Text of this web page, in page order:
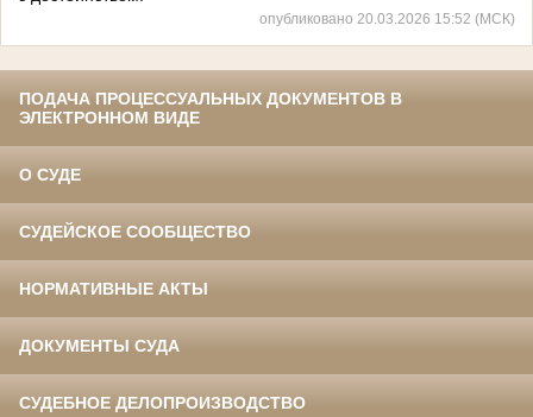
опубликовано 20.03.2026 15:52 (МСК)
ПОДАЧА ПРОЦЕССУАЛЬНЫХ ДОКУМЕНТОВ В
ЭЛЕКТРОННОМ ВИДЕ
О СУДЕ
СУДЕЙСКОЕ СООБЩЕСТВО
НОРМАТИВНЫЕ АКТЫ
ДОКУМЕНТЫ СУДА
СУДЕБНОЕ ДЕЛОПРОИЗВОДСТВО